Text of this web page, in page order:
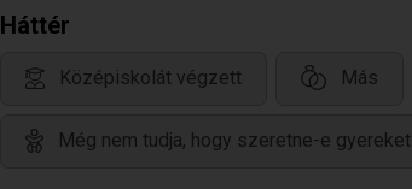
Háttér
Középiskolát végzett Más
Még nem tudja, hogy szeretne-e gyereket